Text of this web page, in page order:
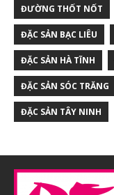
ĐƯỜNG THỐT NỐT
ĐẶC SẢN BẠC LIÊU
ĐẶC SẢN HÀ TĨNH
ĐẶC SẢN SÓC TRĂNG
ĐẶC SẢN TÂY NINH